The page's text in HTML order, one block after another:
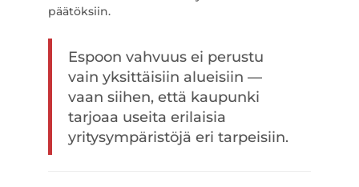
päätöksiin.
Espoon vahvuus ei perustu
vain yksittäisiin alueisiin —
vaan siihen, että kaupunki
tarjoaa useita erilaisia
yritysympäristöjä eri tarpeisiin.